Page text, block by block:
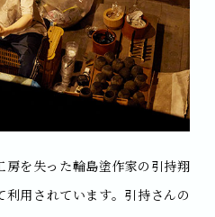
房を失った輪島塗作家の引持翔
用されています。 引持さんの
房を失った輪島塗作家の引持翔
用されています。 引持さんの